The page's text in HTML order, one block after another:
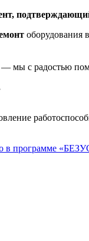
оборудования
— мы с радостью
в программе